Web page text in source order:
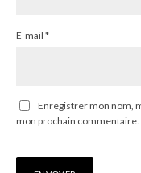
E-mail *
Enregistrer mon nom,
mon prochain commentaire.